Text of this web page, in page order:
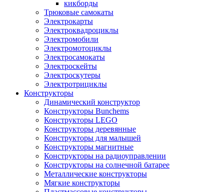
кикборды
Трюковые самокаты
Электрокарты
Электроквадроциклы
Электромобили
Электромотоциклы
Электросамокаты
Электроскейты
Электроскутеры
Электротрициклы
Конструкторы
Динамический конструктор
Конструкторы Bunchems
Конструкторы LEGO
Конструкторы деревянные
Конструкторы для малышей
Конструкторы магнитные
Конструкторы на радиоуправлении
Конструкторы на солнечной батарее
Металлические конструкторы
Мягкие конструкторы